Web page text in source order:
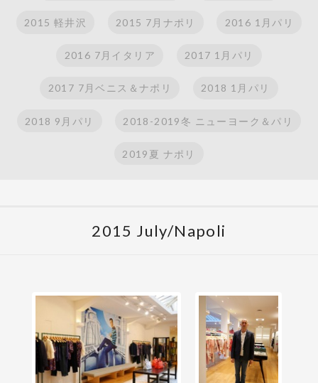
2015 軽井沢 2015 7月ナポリ 2016 1月パリ
2016 7月イタリア 2017 1月パリ
2017 7月ベニス＆ナポリ 2018 1月パリ
2018 9月パリ 2018-2019冬 ニューヨーク＆パリ
2019夏 ナポリ
2015 July/Napoli